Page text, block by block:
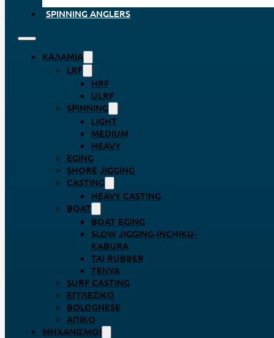
SPINNING ANGLERS
ΚΑΛΆΜΙΑ
LRF
HRF
ULRF
SPINNING
LIGHT
MEDIUM
HEAVY
EGING
SHORE JIGGING
CASTING
HEAVY CASTING
BOAT
BOAT EGING
SLOW JIGGING-INCHIKU-
KABURA
TAI RUBBER
TENYA
SURF CASTING
ΕΓΓΛΈΖΙΚΟ
BOLOGNESE
ΑΠΊΚΟ
ΜΗΧΑΝΙΣΜΟΊ